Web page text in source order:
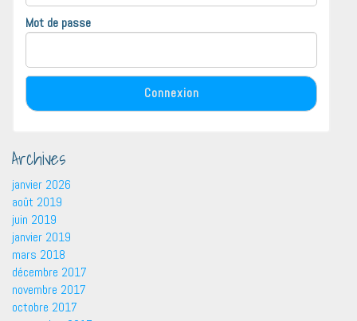
Mot de passe
Archives
janvier 2026
août 2019
juin 2019
janvier 2019
mars 2018
décembre 2017
novembre 2017
octobre 2017